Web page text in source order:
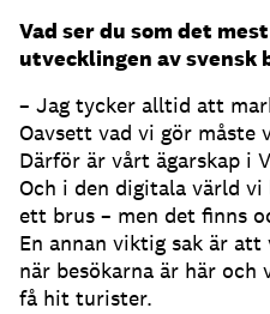
Vad ser du som det
utvecklingen av svensk
– Jag tycker alltid att
Oavsett vad vi gör måste
Därför är vårt ägarskap i
Och i den digitala värld
ett brus – men det finns
En annan viktig sak är
när besökarna är här
få hit turister.